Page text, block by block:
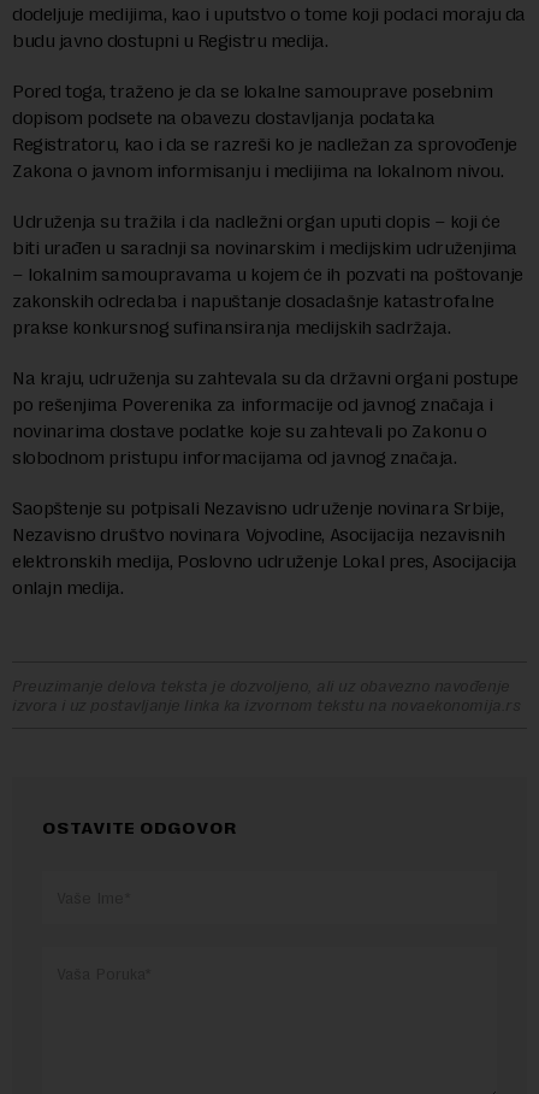
dodeljuje medijima, kao i uputstvo o tome koji podaci moraju da
budu javno dostupni u Registru medija.
Pored toga, traženo je da se lokalne samouprave posebnim
dopisom podsete na obavezu dostavljanja podataka
Registratoru, kao i da se razreši ko je nadležan za sprovođenje
Zakona o javnom informisanju i medijima na lokalnom nivou.
Udruženja su tražila i da nadležni organ uputi dopis – koji će
biti urađen u saradnji sa novinarskim i medijskim udruženjima
– lokalnim samoupravama u kojem će ih pozvati na poštovanje
zakonskih odredaba i napuštanje dosadašnje katastrofalne
prakse konkursnog sufinansiranja medijskih sadržaja.
Na kraju, udruženja su zahtevala su da državni organi postupe
po rešenjima Poverenika za informacije od javnog značaja i
novinarima dostave podatke koje su zahtevali po Zakonu o
slobodnom pristupu informacijama od javnog značaja.
Saopštenje su potpisali Nezavisno udruženje novinara Srbije,
Nezavisno društvo novinara Vojvodine, Asocijacija nezavisnih
elektronskih medija, Poslovno udruženje Lokal pres, Asocijacija
onlajn medija.
Preuzimanje delova teksta je dozvoljeno, ali uz obavezno navođenje
izvora i uz postavljanje linka ka izvornom tekstu na novaekonomija.rs
OSTAVITE ODGOVOR